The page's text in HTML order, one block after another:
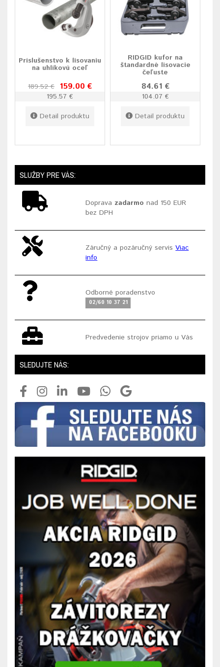
Príslušenstvo k lisovaniu
na uhlíkovú oceľ
189.52 € 159.00 €
195.57 €
Detail produktu
RIDGID kufor na
štandardné lisovacie
čeľuste
84.61 €
104.07 €
Detail produktu
SLUŽBY PRE VÁS:
Doprava zadarmo nad 150 EUR
bez DPH
Záručný a pozáručný servisViac
info
Odborné poradenstvo
02/60 10 37 21
Predvedenie strojov priamo u Vás
SLEDUJTE NÁS: